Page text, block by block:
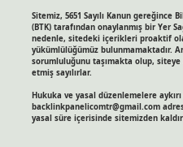
Sitemiz, 5651 Sayılı Kanun
(BTK) tarafından onaylanmış bir Yer
nedenle, sitedeki içerikleri proaktif
yükümlülüğümüz bulunmamaktadır.
sorumluluğunu taşımakta olup,
etmiş sayılırlar.
Hukuka ve yasal düzenlemelere
backlinkpanelicomtr@gmail.com
yasal süre içerisinde sitemizden